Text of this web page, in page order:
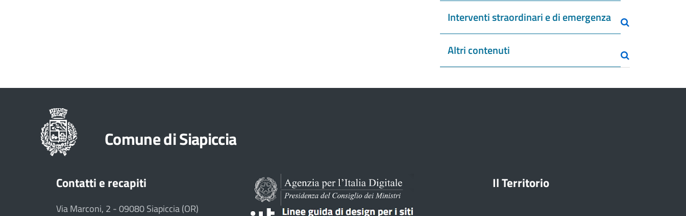
Interventi straordinari e di emergenza
Altri contenuti
Comune di Siapiccia
Contatti e recapiti
Via Marconi, 2 - 09080 Siapiccia (OR)
Il Territorio